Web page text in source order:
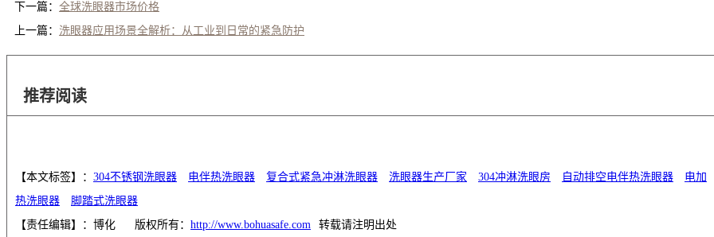
下一篇： 全球洗眼器市场价格
上一篇： 洗眼器应用场景全解析：从工业到日常的紧急防护
推荐阅读
【本文标签】： 304不锈钢洗眼器 电伴热洗眼器 复合式紧急冲淋洗眼器 洗眼器生产厂家 304冲淋洗眼房 自动排空电伴热洗眼器
电加
热洗眼器
脚踏式洗眼器
【责任编辑】： 博化 版权所有： http://www.bohuasafe.com 转载请注明出处